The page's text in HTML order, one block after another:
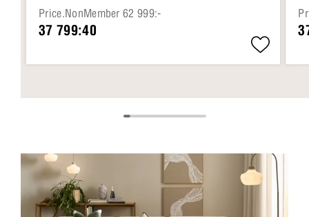
Price.NonMember 62 999:-
37 799:40